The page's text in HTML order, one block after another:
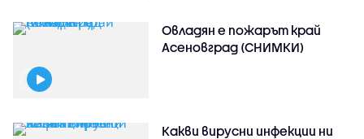
Овладян е пожарът край
Асеновград (СНИМКИ)
Какви вирусни инфекции ни